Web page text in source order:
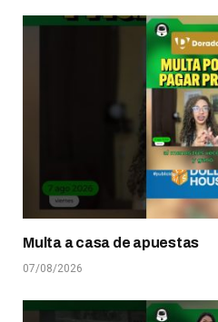
Multa a casa de apuestas
07/08/2026